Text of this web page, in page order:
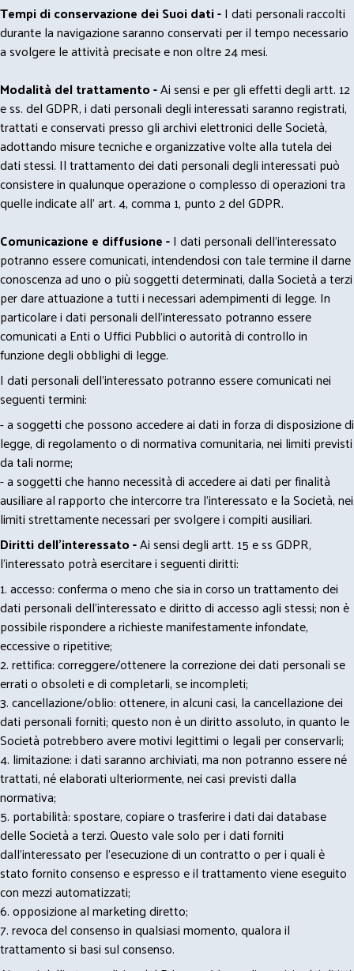
Tempi di conservazione dei Suoi dati -I dati personali raccolti
durante la navigazione saranno conservati per il tempo necessario
a svolgere le attività precisate e non oltre 24 mesi.
Modalità del trattamento -Ai sensi e per gli effetti degli artt. 12
e ss. del GDPR, i dati personali degli interessati saranno registrati,
trattati e conservati presso gli archivi elettronici delle Società,
adottando misure tecniche e organizzative volte alla tutela dei
dati stessi. Il trattamento dei dati personali degli interessati può
consistere in qualunque operazione o complesso di operazioni tra
quelle indicate all' art. 4, comma 1, punto 2 del GDPR.
Comunicazione e diffusione -I dati personali dell’interessato
potranno essere comunicati, intendendosi con tale termine il darne
conoscenza ad uno o più soggetti determinati, dalla Società a terzi
per dare attuazione a tutti i necessari adempimenti di legge. In
particolare i dati personali dell’interessato potranno essere
comunicati a Enti o Uffici Pubblici o autorità di controllo in
funzione degli obblighi di legge.
I dati personali dell’interessato potranno essere comunicati nei
seguenti termini:
- a soggetti che possono accedere ai dati in forza di disposizione di
legge, di regolamento o di normativa comunitaria, nei limiti previsti
da tali norme;
- a soggetti che hanno necessità di accedere ai dati per finalità
ausiliare al rapporto che intercorre tra l’interessato e la Società, nei
limiti strettamente necessari per svolgere i compiti ausiliari.
Diritti dell’interessato -Ai sensi degli artt. 15 e ss GDPR,
l’interessato potrà esercitare i seguenti diritti:
1. accesso: conferma o meno che sia in corso un trattamento dei
dati personali dell’interessato e diritto di accesso agli stessi; non è
possibile rispondere a richieste manifestamente infondate,
eccessive o ripetitive;
2. rettifica: correggere/ottenere la correzione dei dati personali se
errati o obsoleti e di completarli, se incompleti;
3. cancellazione/oblio: ottenere, in alcuni casi, la cancellazione dei
dati personali forniti; questo non è un diritto assoluto, in quanto le
Società potrebbero avere motivi legittimi o legali per conservarli;
4. limitazione: i dati saranno archiviati, ma non potranno essere né
trattati, né elaborati ulteriormente, nei casi previsti dalla
normativa;
5. portabilità: spostare, copiare o trasferire i dati dai database
delle Società a terzi. Questo vale solo per i dati forniti
dall’interessato per l’esecuzione di un contratto o per i quali è
stato fornito consenso e espresso e il trattamento viene eseguito
con mezzi automatizzati;
6. opposizione al marketing diretto;
7. revoca del consenso in qualsiasi momento, qualora il
trattamento si basi sul consenso.